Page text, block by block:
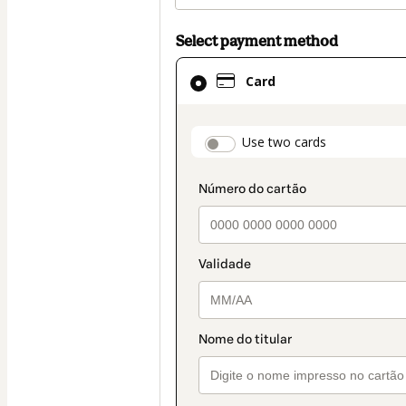
Select payment method
Card
Use two cards
Card
selected
method